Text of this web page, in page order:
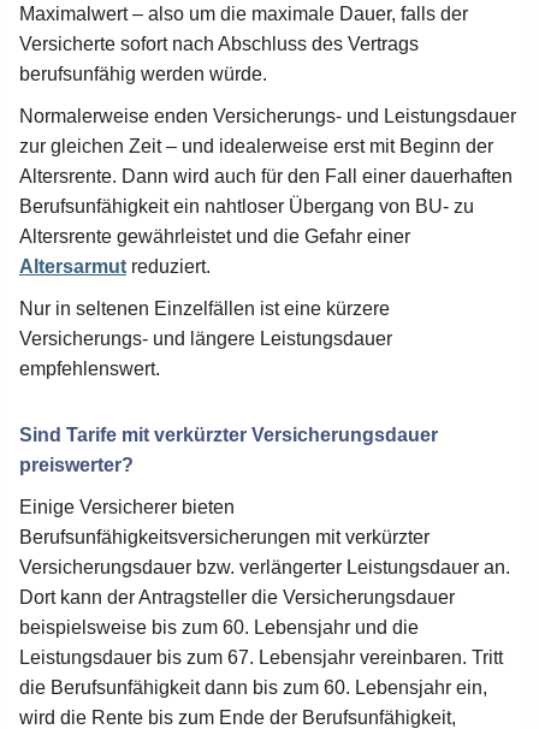
Maximalwert – also um die maximale Dauer, falls der
Versicherte sofort nach Abschluss des Vertrags
berufsunfähig werden würde.
Normalerweise enden Versicherungs- und Leistungsdauer
zur gleichen Zeit – und idealerweise erst mit Beginn der
Altersrente. Dann wird auch für den Fall einer dauerhaften
Berufsunfähigkeit ein nahtloser Übergang von BU- zu
Altersrente gewährleistet und die Gefahr einer
Altersarmut reduziert.
Nur in seltenen Einzelfällen ist eine kürzere
Versicherungs- und längere Leistungsdauer
empfehlenswert.
Sind Tarife mit verkürzter Versicherungsdauer
preiswerter?
Einige Versicherer bieten
Berufsunfähigkeitsversicherungen mit verkürzter
Versicherungsdauer bzw. verlängerter Leistungsdauer an.
Dort kann der Antragsteller die Versicherungsdauer
beispielsweise bis zum 60. Lebensjahr und die
Leistungsdauer bis zum 67. Lebensjahr vereinbaren. Tritt
die Berufsunfähigkeit dann bis zum 60. Lebensjahr ein,
wird die Rente bis zum Ende der Berufsunfähigkeit,